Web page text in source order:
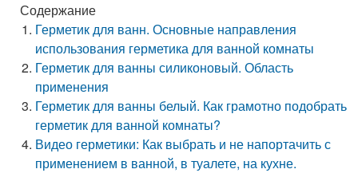
Содержание
Герметик для ванн. Основные направления
использования герметика для ванной комнаты
Герметик для ванны силиконовый. Область
применения
Герметик для ванны белый. Как грамотно подобрать
герметик для ванной комнаты?
Видео герметики: Как выбрать и не напортачить с
применением в ванной, в туалете, на кухне.